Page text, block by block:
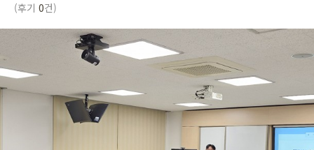
(후기 0건)